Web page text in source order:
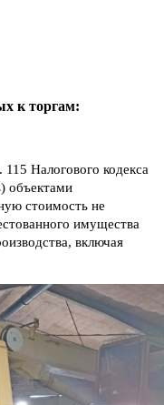
к торгам:
Налогового кодекса
объектами
стоимость не
имущества
включая